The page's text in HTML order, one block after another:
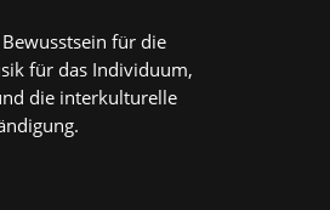
für die
für das Individuum,
die interkulturelle